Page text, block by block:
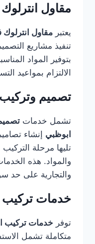
مقاول
يعتبر مقاول
تنفيذ مشاريع
بتوفير المواد
الالتزام بمواعيد
تصميم
تشمل خدمات
ابوظبي إنشاء
تليها مرحلة
والمواد. هذه
والتجارية على حد
خدمات تركيب
توفر خدمات تركيب
متكاملة تشمل